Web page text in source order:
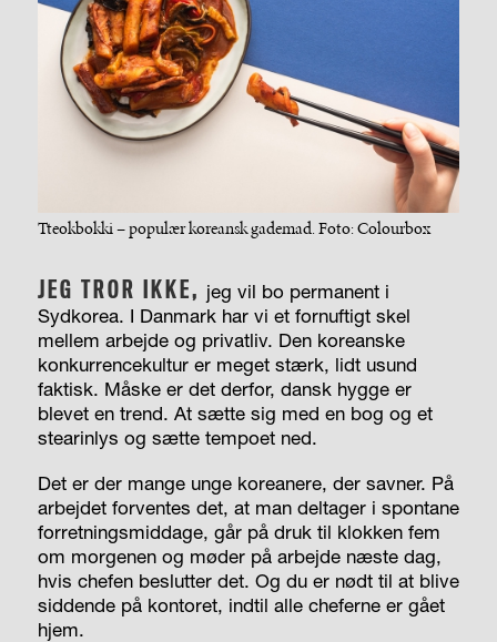
Tteokbokki – populær koreansk gademad. Foto: Colourbox
JEG TROR IKKE, jeg vil bo permanent i
Sydkorea. I Danmark har vi et fornuftigt skel
mellem arbejde og privatliv. Den koreanske
konkurrencekultur er meget stærk, lidt usund
faktisk. Måske er det derfor, dansk hygge er
blevet en trend. At sætte sig med en bog og et
stearinlys og sætte tempoet ned.
Det er der mange unge koreanere, der savner. På
arbejdet forventes det, at man deltager i spontane
forretningsmiddage, går på druk til klokken fem
om morgenen og møder på arbejde næste dag,
hvis chefen beslutter det. Og du er nødt til at blive
siddende på kontoret, indtil alle cheferne er gået
hjem.